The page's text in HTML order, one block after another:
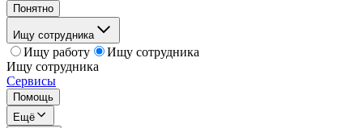
Понятно
Ищу сотрудника
Ищу работу
Ищу сотрудника
Ищу сотрудника
Сервисы
Помощь
Ещё